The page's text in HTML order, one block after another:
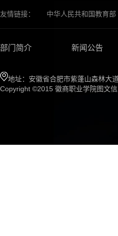
友情链接： 中华人民共和国教育部
部门简介 新闻公告
地址：安徽省合肥市紫蓬山森林大
Copyright ©2015 徽商职业学院图文